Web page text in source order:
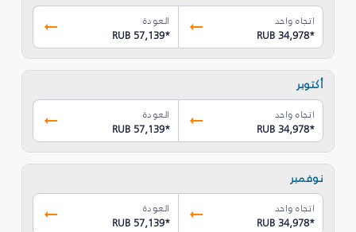
اتجاه واحد
RUB 34,978*
العودة
RUB 57,139*
أكتوبر
اتجاه واحد
RUB 34,978*
العودة
RUB 57,139*
نوفمبر
اتجاه واحد
RUB 34,978*
العودة
RUB 57,139*